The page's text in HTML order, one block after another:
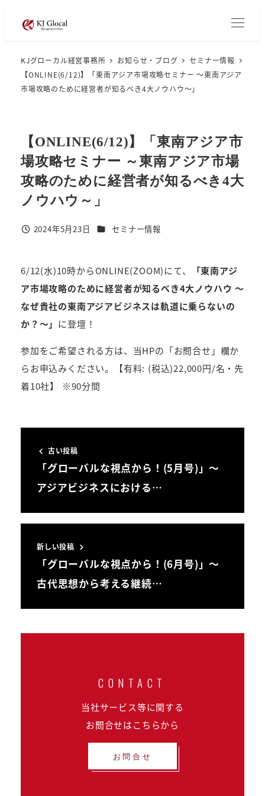
KJグローカル経営事務所 お知らせ・ブログ
セミナー情報
【ONLINE(6/12)】「東南アジア市場攻略セミナー ～東南アジア
市場攻略のために経営者が知るべき4大ノウハウ～」
【ONLINE(6/12)】「東南アジア市
場攻略セミナー ～東南アジア市場
攻略のために経営者が知るべき4大
ノウハウ～」
投稿日
2024年5月23日 カテゴリー
セミナー情報
6/12(水)10時からONLINE(ZOOM)にて、
「東南アジ
ア市場攻略のために経営者が知るべき4大ノウハウ ～
なぜ貴社の東南アジアビジネスは軌道に乗らないの
か？～」 に登壇！
参加をご希望される方は、当HPの「お問合せ」欄か
らお申込みください。【有料: (税込)22,000円/名・先
着10社】 ※90分間
古い投稿
「グローバルな視点から！(5月号)」～
アジアビジネスにおける…
新しい投稿
「グローバルな視点から！(6月号)」～
古代思想から考える継続…
当社サービス等に関する
お問合せはこちらから
お問合せ